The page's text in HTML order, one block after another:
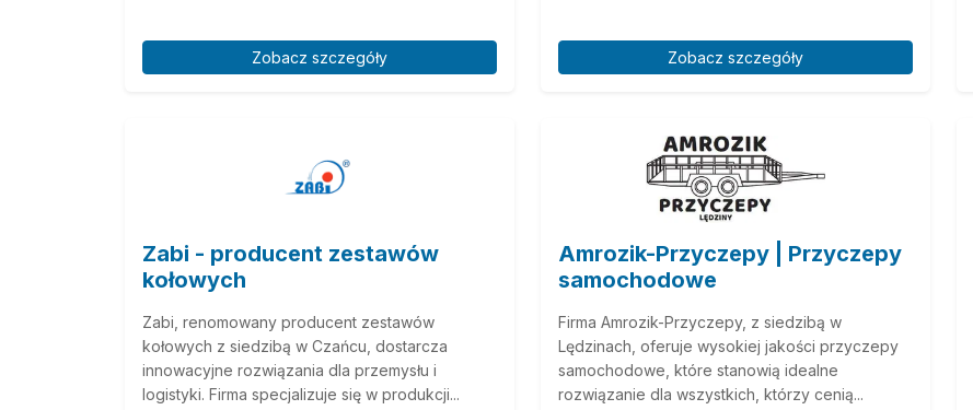
Zobacz szczegóły Zobacz szczegóły
Zabi - producent zestawów
kołowych
Zabi, renomowany producent zestawów
kołowych z siedzibą w Czańcu, dostarcza
innowacyjne rozwiązania dla przemysłu i
logistyki. Firma specjalizuje się w produkcji...
Amrozik-Przyczepy | Przyczepy
samochodowe
Firma Amrozik-Przyczepy, z siedzibą w
Lędzinach, oferuje wysokiej jakości przyczepy
samochodowe, które stanowią idealne
rozwiązanie dla wszystkich, którzy cenią...